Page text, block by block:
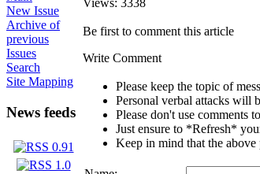
New Issue
Archive of
previous
Issues
Search
Site Mapping
News feeds
Views: 3338
Be first to comment this article
Write Comment
Please keep the topic of
Personal verbal attacks will
Please don't use comments
Just ensure to *Refresh*
Keep in mind that the